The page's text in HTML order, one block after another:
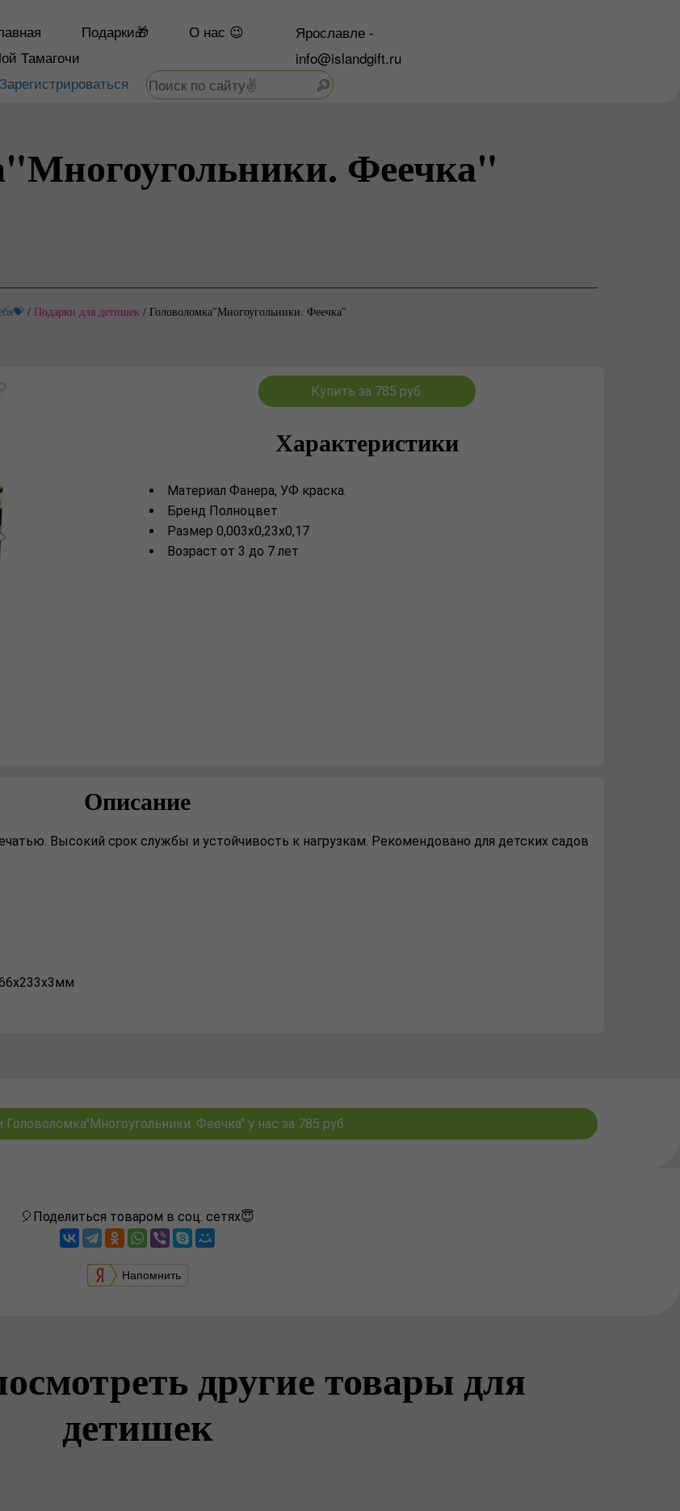
Подарки🎁 О нас 😉
Тамагочи
Ярославле -
info@islandgift.ru
Феечка"
/ Подарки для детишек/ Головоломка"Многоугольники. Феечка"
Купить за 785 руб.
Характеристики
Материал Фанера, УФ краска.
Бренд Полноцвет
Размер 0,003х0,23х0,17
Возраст от 3 до 7 лет
Описание
Высокий срок службы и устойчивость к нагрузкам. Рекомендовано для детских садов
Феечка" у нас за 785 руб.
🎈Поделиться товаром в соц. сетях😇
Напомнить
другие товары для
детишек